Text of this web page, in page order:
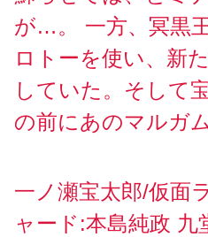
が…。 一方、冥黒
ロトーを使い、新
していた。そして
の前にあのマルガ
一ノ瀬宝太郎/仮面
ャード:本島純政 九